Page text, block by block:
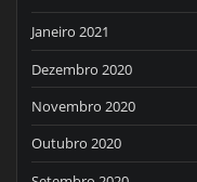
Janeiro 2021
Dezembro 2020
Novembro 2020
Outubro 2020